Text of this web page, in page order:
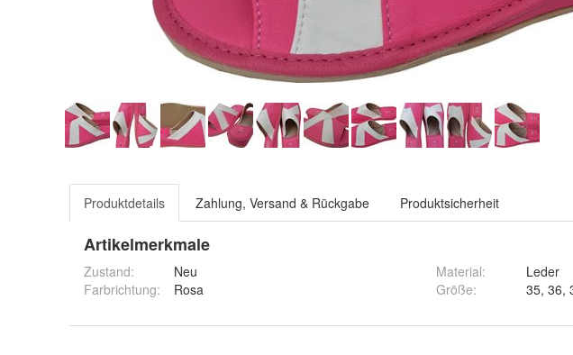
Produktdetails Zahlung, Versand & Rückgabe Produktsicherheit
Artikelmerkmale
Zustand:
Neu
Farbrichtung: Rosa
Material:
Leder
Größe: